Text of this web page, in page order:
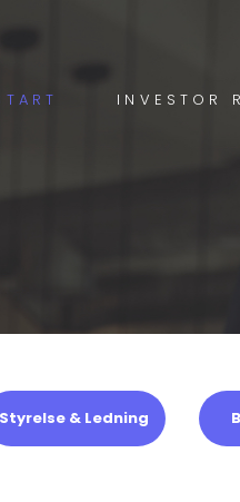
INVESTOR
Styrelse & Ledning